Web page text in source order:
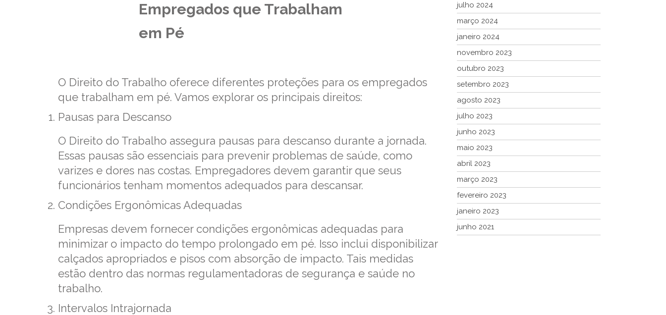
Empregados que Trabalham
em Pé
O Direito do Trabalho oferece diferentes proteções para os empregados
que trabalham em pé. Vamos explorar os principais direitos:
Pausas para Descanso
O Direito do Trabalho assegura pausas para descanso durante a jornada.
Essas pausas são essenciais para prevenir problemas de saúde, como
varizes e dores nas costas. Empregadores devem garantir que seus
funcionários tenham momentos adequados para descansar.
Condições Ergonômicas Adequadas
Empresas devem fornecer condições ergonômicas adequadas para
minimizar o impacto do tempo prolongado em pé. Isso inclui disponibilizar
calçados apropriados e pisos com absorção de impacto. Tais medidas
estão dentro das normas regulamentadoras de segurança e saúde no
trabalho.
Intervalos Intrajornada
julho 2024
março 2024
janeiro 2024
novembro 2023
outubro 2023
setembro 2023
agosto 2023
julho 2023
junho 2023
maio 2023
abril 2023
março 2023
fevereiro 2023
janeiro 2023
junho 2021